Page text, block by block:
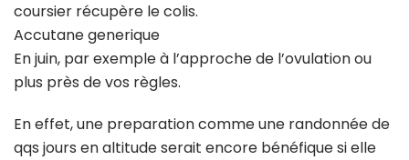
coursier récupère le colis.
Accutane generique
En juin, par exemple à l’approche de l’ovulation ou
plus près de vos règles.
En effet, une preparation comme une randonnée de
qqs jours en altitude serait encore bénéfique si elle